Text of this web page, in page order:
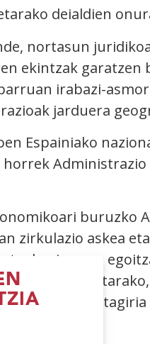
deialdien
nortasun
ekintzak garatzen
irabazi-
jarduera
Espainiako
buruzko
zirkulazio askea
derrigorrez
du.
ziurtagiria